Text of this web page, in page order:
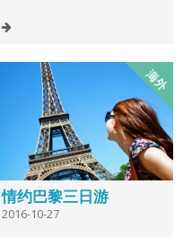
情约巴黎三日游
2016-10-27